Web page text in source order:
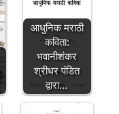
आधुनिक मराठी
कविता:
भवानीशंकर
श्रीधर पंडित
द्वारा…